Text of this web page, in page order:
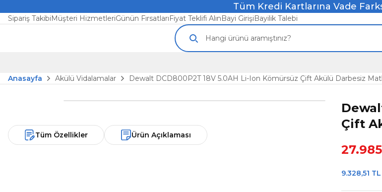
Tüm Kredi Kartlarına Vade
Sipariş TakibiMüşteri HizmetleriGünün FırsatlarıFiyat Teklifi AlınBayi GirişiBayilik Talebi
Anasayfa
Akülü Vidalamalar Dewalt DCD800P2T 18V 5.0AH Li-Ion Kömürsüz Çift Akülü Darbesiz
Tüm Özellikler Ürün Açıklaması
Çift
9.328,51 TL